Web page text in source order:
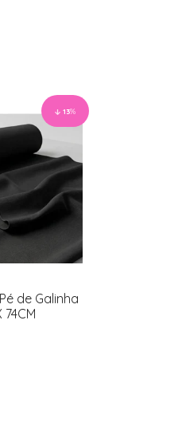
13%
de Galinha
74CM